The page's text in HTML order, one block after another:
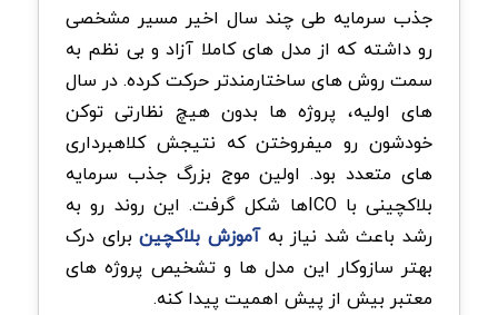
جذب سرمایه طی چند سال اخیر مسیر مشخصی
رو داشته که از مدل های کاملا آزاد و بی نظم به
سمت روش های ساختارمندتر حرکت کرده. در سال
های اولیه، پروژه ها بدون هیچ نظارتی توکن
خودشون رو میفروختن که نتیجش کلاهبرداری
های متعدد بود. اولین موج بزرگ جذب سرمایه
بلاکچینی با ICOها شکل گرفت. این روند رو به
رشد باعث شد نیاز بهآموزش بلاکچینبرای درک
بهتر سازوکار این مدل ها و تشخیص پروژه های
معتبر بیش از پیش اهمیت پیدا کنه.